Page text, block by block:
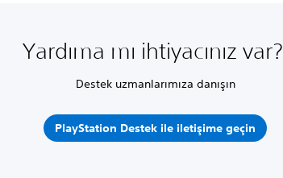
Yardıma mı ihtiyacınız var?
Destek uzmanlarımıza danışın
PlayStation Destek ile iletişime geçin